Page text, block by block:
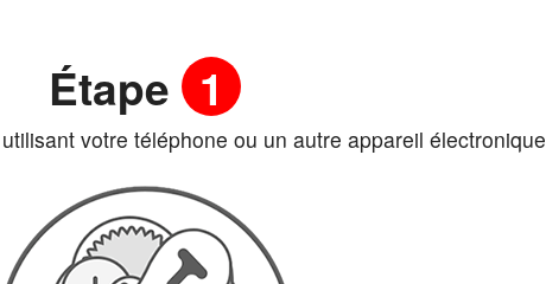
Étape 1
votre téléphone ou un autre appareil électronique